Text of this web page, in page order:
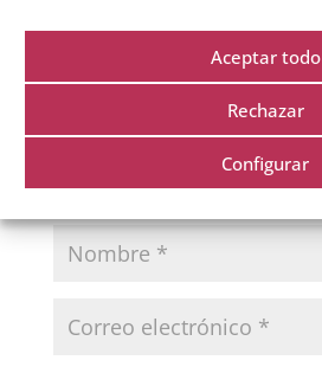
Aceptar todo
Rechazar
Configurar